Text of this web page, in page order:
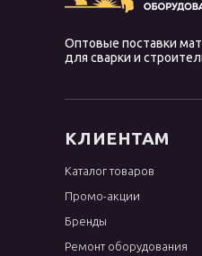
Оптовые поставки
для сварки и
КЛИЕНТАМ
Каталог товаров
Промо-акции
Бренды
Ремонт оборудования